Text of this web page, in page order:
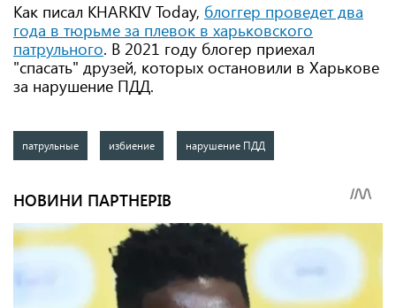
Как писал KHARKIV Today, блоггер проведет два
года в тюрьме за плевок в харьковского
патрульного. В 2021 году блогер приехал
"спасать" друзей, которых остановили в Харькове
за нарушение ПДД.
патрульные избиение нарушение ПДД